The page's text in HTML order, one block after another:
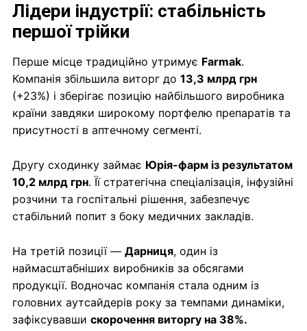
Лідери індустрії: стабільність
першої трійки
Перше місце традиційно утримує Farmak.
Компанія збільшила виторг до 13,3 млрд грн
(+23%) і зберігає позицію найбільшого виробника
країни завдяки широкому портфелю препаратів та
присутності в аптечному сегменті.
Другу сходинку займає Юрія-фарм із результатом
10,2 млрд грн. Її стратегічна спеціалізація, інфузійні
розчини та госпітальні рішення, забезпечує
стабільний попит з боку медичних закладів.
На третій позиції — Дарниця, один із
наймасштабніших виробників за обсягами
продукції. Водночас компанія стала одним із
головних аутсайдерів року за темпами динаміки,
зафіксувавши скорочення виторгу на 38%.